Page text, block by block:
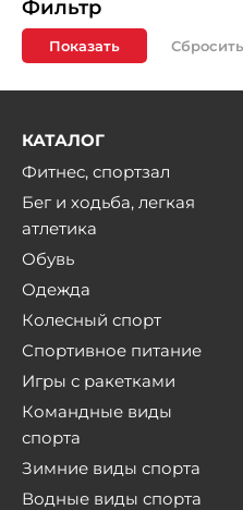
Фильтр
Показать
КАТАЛОГ
Фитнес, спортзал
Бег и ходьба, легкая
атлетика
Обувь
Одежда
Колесный спорт
Спортивное питание
Игры с ракетками
Командные виды
спорта
Зимние виды спорта
Водные виды спорта